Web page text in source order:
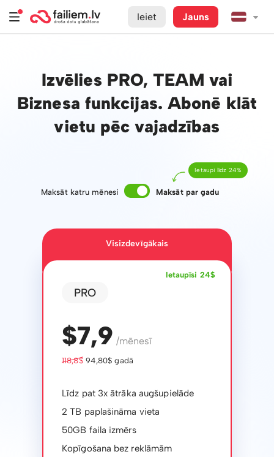
Ieiet Jauns
Izvēlies PRO, TEAM vai
Biznesa funkcijas. Abonē klāt
vietu pēc vajadzības
Ietaupi līdz 24%
Maksāt katru mēnesi Maksāt par gadu
Visizdevīgākais
Ietaupīsi 24$
PRO
$7,9 /mēnesī
118,8$94,80$ gadā
Līdz pat 3x ātrāka augšupielāde
2 TB paplašināma vieta
50GB faila izmērs
Kopīgošana bez reklāmām